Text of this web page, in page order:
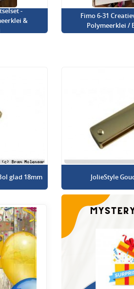
-
&
Fimo 6-31
Polymeerklei /
glad 18mm JolieStyle